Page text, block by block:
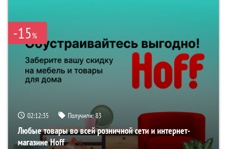
-15%
02:12:34 Получили:83
Любые товары во всей розничной сети и интернет-
магазине Hoff